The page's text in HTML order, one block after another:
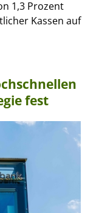
1,3 Prozent
Kassen auf
fest